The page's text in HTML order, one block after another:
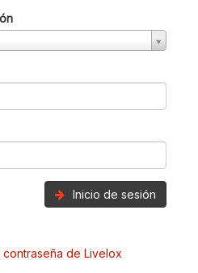
Inicio de sesión
de Livelox